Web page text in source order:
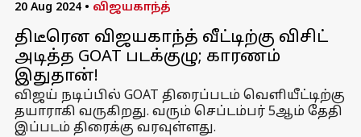
20 Aug 2024 • விஜயகாந்த்
திடீரென விஜயகாந்த் வீட்டிற்கு விசிட்
அடித்த GOAT படக்குழு; காரணம்
இதுதான்!
விஜய் நடிப்பில் GOAT திரைப்படம் வெளியீட்டிற்கு
தயாராகி வருகிறது. வரும் செப்டம்பர் 5ஆம் தேதி
இப்படம் திரைக்கு வரவுள்ளது.